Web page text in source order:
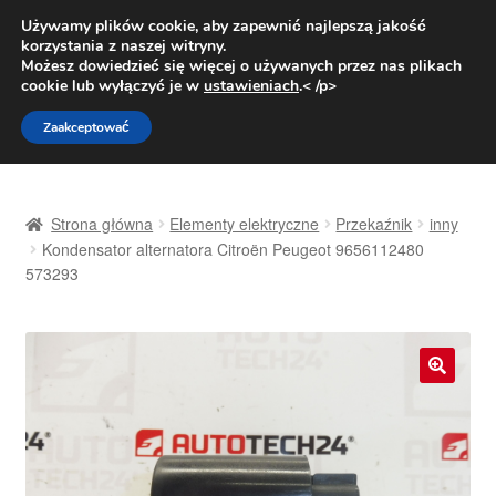
DOSTAWA od 31 zł
Pn.-pt. 9:00-16:00800 003 167
Przejdź
do
nawigacji
Przejdź
do
treści
Dostawa
Moje konto
O nas
Strona główna Elementy elektryczne Przekaźnik
inny
Kondensator alternatora Citroën Peugeot 9656112480
573293
Używamy plików cookie, aby zapewnić najlepszą jakość
korzystania z naszej witryny.
Możesz dowiedzieć się więcej o używanych przez nas plikach
cookie lub wyłączyć je w ustawieniach.< /p>
Zaakceptować